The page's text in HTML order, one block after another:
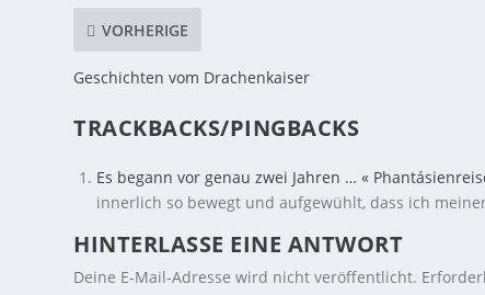
VORHERIGE
Geschichten vom Drachenkaiser
TRACKBACKS/PINGBACKS
Es begann vor genau zwei Jahren … «
innerlich so bewegt und aufgewühlt, dass ich
HINTERLASSE EINE ANTWORT
Deine E-Mail-Adresse wird nicht veröffentlicht.